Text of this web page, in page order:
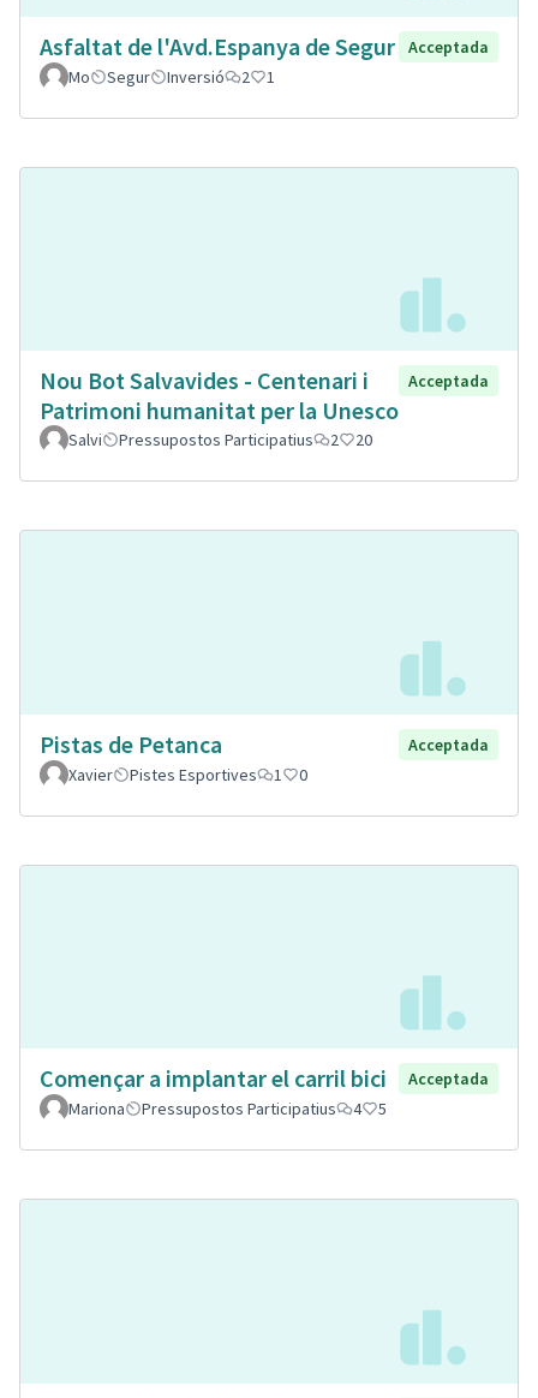
Asfaltat de l'Avd.Espanya de Segur
Acceptada
Mo
Segur Inversió 2 1
Nou Bot Salvavides - Centenari i
Patrimoni humanitat per la Unesco
Acceptada
Salvi Pressupostos Participatius 2 20
Pistas de Petanca
Acceptada
Xavier
Pistes Esportives 1 0
Començar a implantar el carril bici
Acceptada
Mariona
Pressupostos Participatius 4 5